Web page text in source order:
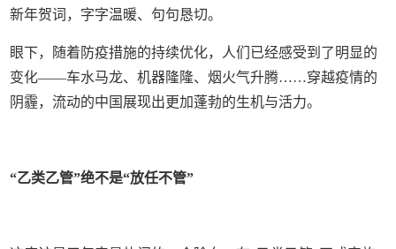
新年贺词，字字温暖、句句恳切。
眼下，随着防疫措施的持续优化，人们已经感受到了明显的
变化——车水马龙、机器隆隆、烟火气升腾……穿越疫情的
阴霾，流动的中国展现出更加蓬勃的生机与活力。
“乙类乙管”绝不是“放任不管”